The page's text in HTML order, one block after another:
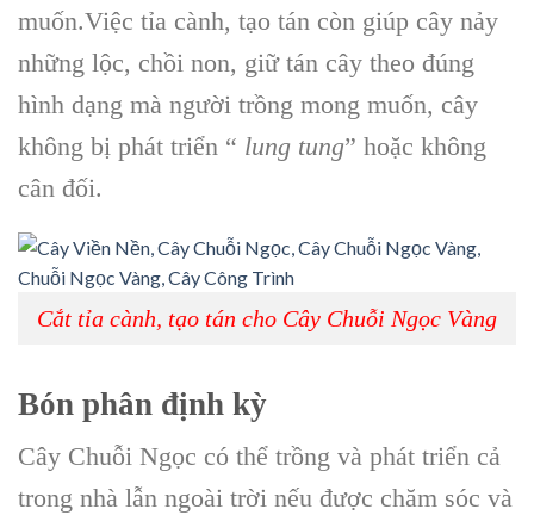
muốn.Việc tỉa cành, tạo tán còn giúp cây nảy
những lộc, chồi non, giữ tán cây theo đúng
hình dạng mà người trồng mong muốn, cây
không bị phát triển “ lung tung” hoặc không
cân đối.
Cắt tỉa cành, tạo tán cho Cây Chuỗi Ngọc Vàng
Bón phân định kỳ
Cây Chuỗi Ngọc có thể trồng và phát triển cả
trong nhà lẫn ngoài trời nếu được chăm sóc và